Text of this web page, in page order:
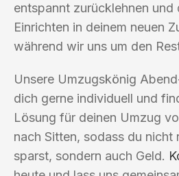
entspannt zurücklehnen und
Einrichten in deinem neuen
während wir uns um den
Unsere Umzugskönig
dich gerne individuell und
Lösung für deinen Umzug
nach Sitten, sodass du nicht
sparst, sondern auch Geld.